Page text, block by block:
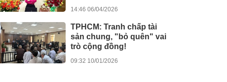
14:46 06/04/2026
TPHCM: Tranh chấp tài
sản chung, "bỏ quên" vai
trò cộng đồng!
09:32 10/01/2026